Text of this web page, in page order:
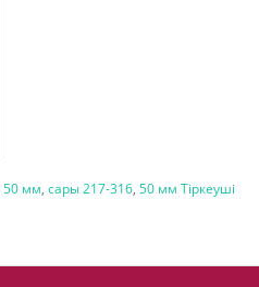
50 мм, сары 217-316, 50 мм Тіркеуші